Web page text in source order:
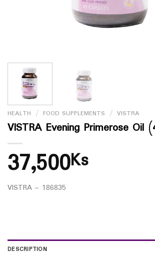
HEALTH / FOOD SUPPLEMENTS / VISTRA
VISTRA Evening Primerose Oil
37,500Ks
VISTRA – 186835
DESCRIPTION